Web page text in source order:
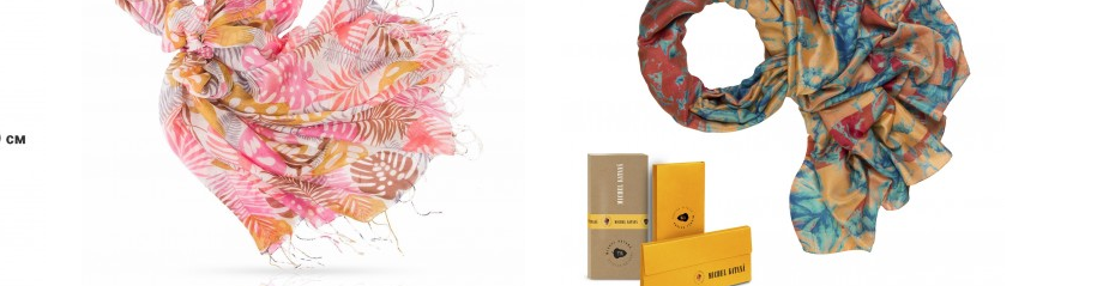
разрыхленность ячейчатой структуры плетения
позволили создать легкую полупрозрачную, отлично
драпирующуюся ткань - это отличительные
изысканные черты палантинов от Michel Kataná